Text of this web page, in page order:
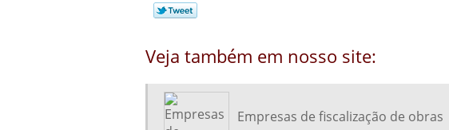
Veja também em nosso site:
Empresas de fiscalização de obras